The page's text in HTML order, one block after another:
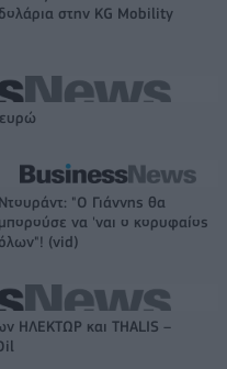
δολάρια στην KG Mobility
Ντουράντ: "Ο Γιάννης θα
μπορούσε να 'ναι ο κορυφαίος
όλων"! (vid)
ΗΛΕΚΤΩΡ και THALIS –